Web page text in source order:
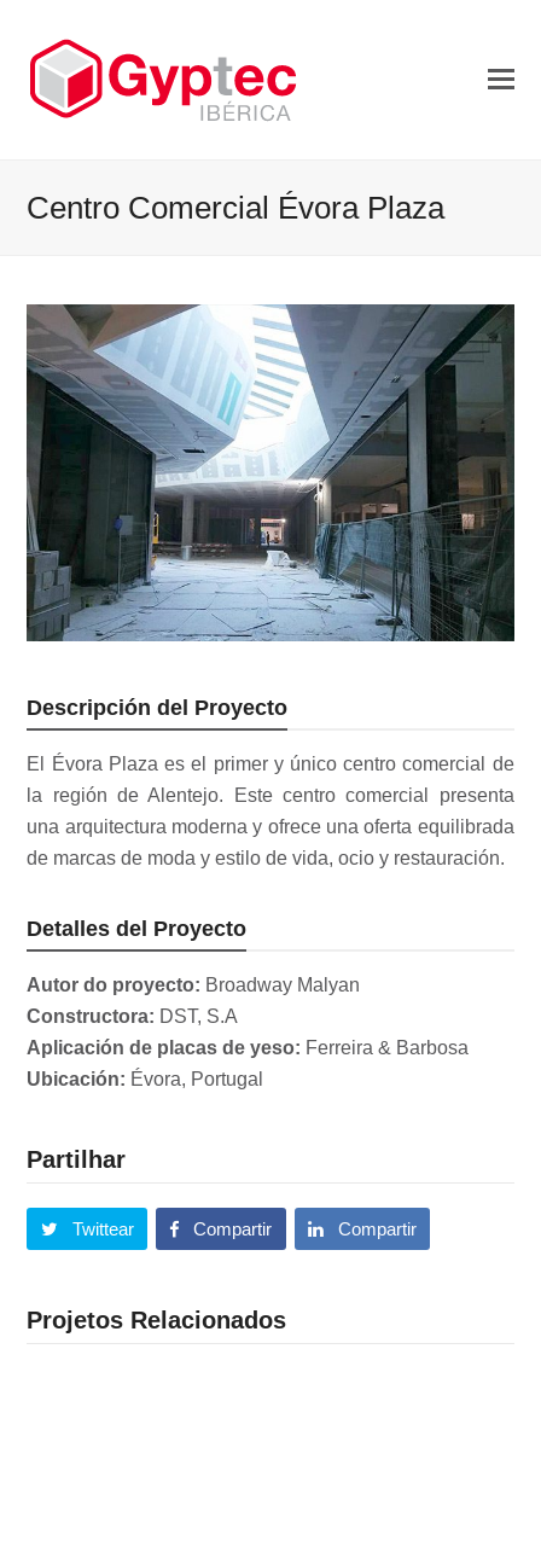
Centro Comercial Évora Plaza
Descripción del Proyecto
El Évora Plaza es el primer y único centro comercial de
la región de Alentejo. Este centro comercial presenta
una arquitectura moderna y ofrece una oferta equilibrada
de marcas de moda y estilo de vida, ocio y restauración.
Detalles del Proyecto
Autor do proyecto: Broadway Malyan
Constructora: DST, S.A
Aplicación de placas de yeso: Ferreira & Barbosa
Ubicación: Évora, Portugal
Partilhar
Twittear Compartir Compartir
Projetos Relacionados